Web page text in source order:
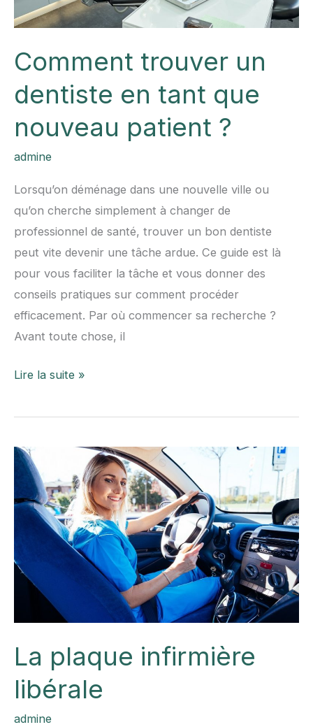
Comment trouver un
dentiste en tant que
nouveau patient ?
admine
Lorsqu’on déménage dans une nouvelle ville ou
qu’on cherche simplement à changer de
professionnel de santé, trouver un bon dentiste
peut vite devenir une tâche ardue. Ce guide est là
pour vous faciliter la tâche et vous donner des
conseils pratiques sur comment procéder
efficacement. Par où commencer sa recherche ?
Avant toute chose, il
Comment
un
en
tant
que
nouveau
patient
?
Lire la suite »
La plaque infirmière
libérale
admine